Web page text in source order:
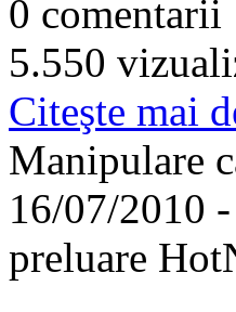
0 comentarii
5.550
Citeşte mai
Manipulare
16/07/2010
preluare